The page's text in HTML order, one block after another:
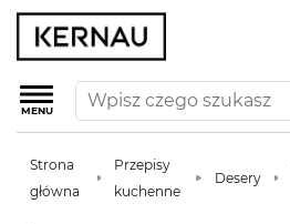
MENU
Strona
główna
Przepisy
kuchenne
Desery